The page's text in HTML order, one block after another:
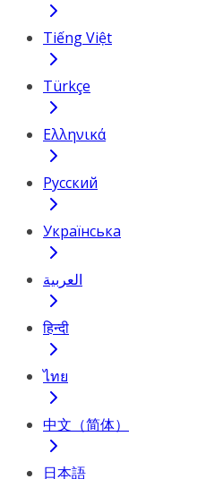
Tiếng Việt
Türkçe
Ελληνικά
Русский
Українська
العربية
हिन्दी
ไทย
中文（简体）
日本語